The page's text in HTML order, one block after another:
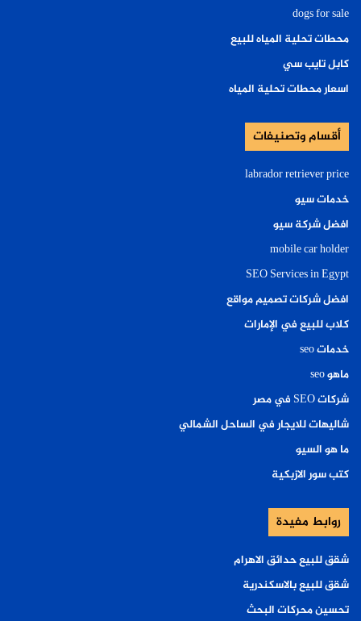
dogs for sale
محطات تحلية المياه للبيع
كابل تايب سي
اسعار محطات تحلية المياه
أقسام وتصنيفات
labrador retriever price
خدمات سيو
افضل شركة سيو
mobile car holder
SEO Services in Egypt
افضل شركات تصميم مواقع
كلاب للبيع في الإمارات
خدمات seo
ماهو seo
شركات SEO في مصر
شاليهات للايجار في الساحل الشمالي
ما هو السيو
كتب سور الازبكية
روابط مفيدة
شقق للبيع حدائق الاهرام
شقق للبيع بالاسكندرية
تحسين محركات البحث